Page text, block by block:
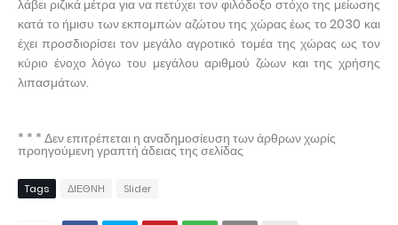
λάβει ριζικά μέτρα για να πετύχει τον φιλόδοξο στόχο της μείωσης
κατά το ήμισυ των εκπομπών αζώτου της χώρας έως το 2030 και
έχει προσδιορίσει τον μεγάλο αγροτικό τομέα της χώρας ως τον
κύριο ένοχο λόγω του μεγάλου αριθμού ζώων και της χρήσης
λιπασμάτων.
* * * Δεν επιτρέπεται η αναδημοσίευση των άρθρων χωρίς
προηγούμενη γραπτή άδειας της σελίδας
Tags ΔΙΕΘΝΗ Slider